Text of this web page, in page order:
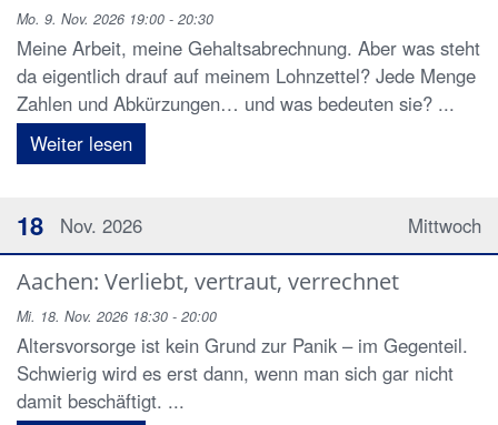
Mo. 9. Nov. 2026 19:00 - 20:30
Meine Arbeit, meine Gehaltsabrechnung. Aber was steht
da eigentlich drauf auf meinem Lohnzettel? Jede Menge
Zahlen und Abkürzungen… und was bedeuten sie? ...
Weiter lesen
Mittwoch
18 Nov. 2026
Aachen: Verliebt, vertraut, verrechnet
Mi. 18. Nov. 2026 18:30 - 20:00
Altersvorsorge ist kein Grund zur Panik – im Gegenteil.
Schwierig wird es erst dann, wenn man sich gar nicht
damit beschäftigt. ...